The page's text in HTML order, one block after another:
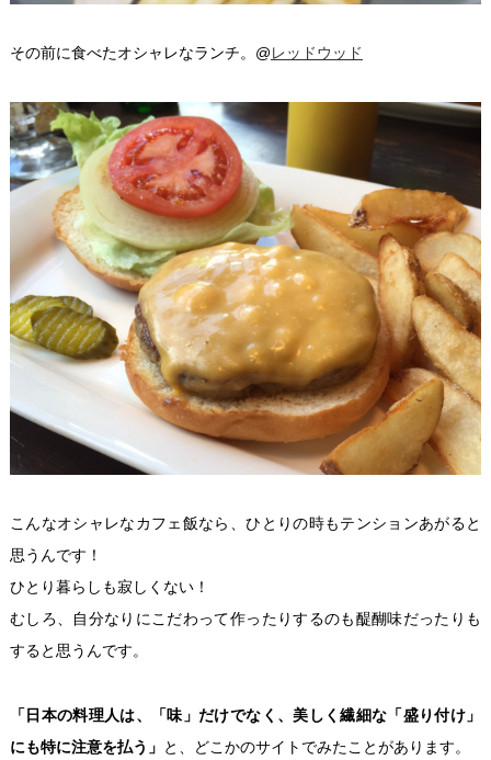
その前に食べたオシャレなランチ。@レッドウッド
こんなオシャレなカフェ飯なら、ひとりの時もテンションあがると
思うんです！
ひとり暮らしも寂しくない！
むしろ、自分なりにこだわって作ったりするのも醍醐味だったりも
すると思うんです。
「日本の料理人は、「味」だけでなく、美しく繊細な「盛り付け」
にも特に注意を払う」 と、どこかのサイトでみたことがあります。